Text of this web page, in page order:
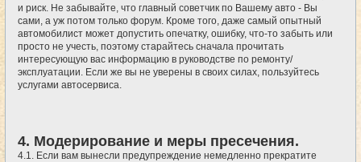
и риск. Не забывайте, что главный советчик по Вашему авто - Вы
сами, а уж потом только форум. Кроме того, даже самый опытный
автомобилист может допустить опечатку, ошибку, что-то забыть или
просто не учесть, поэтому старайтесь сначала прочитать
интересующую вас информацию в руководстве по ремонту/
эксплуатации. Если же вы не уверены в своих силах, пользуйтесь
услугами автосервиса.
4. Модерирование и меры пресечения.
4.1. Если вам вынесли предупреждение немедленно прекратите